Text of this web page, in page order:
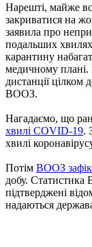
Нарешті, майже
закриватися на
заявила про
подальших
карантину
медичному плані.
дистанції цілком
ВООЗ.
Нагадаємо, що
хвилі COVID-19.
хвилі
Потім ВООЗ
добу. Статистика
підтверджені
надаються